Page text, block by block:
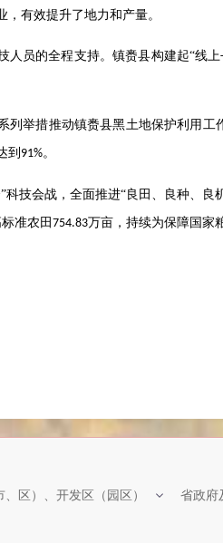
有效提升了地力和产量。
人员的全程支持。镇赉县构建起“线上
列举措推动镇赉县黑土地保护利用
到 91%。
科技会战，全面推进“良田、良种、
准农田 754.83万亩，持续为保障国家
、区）、开发区（园区） 省政府